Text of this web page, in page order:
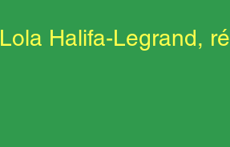
Lola Halifa-Legrand,